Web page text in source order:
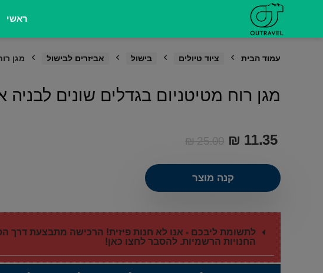
ראשי
עמוד הבית ציוד טיולים בישול אביזרים לבישול מגן
מגן רוח מטיטניום בגדלים שונים לבניה
₪25.00 ₪ 11.35
קנה מוצר
לתשומת ליבכם - אנו לא חנות פיזית! הרכישה מתבצעת דרך
החנויות הרשמיות. להסבר לחצו כאן!